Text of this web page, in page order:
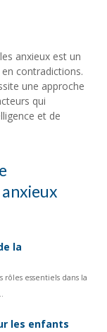
anxieux est un
contradictions.
une approche
qui
et de
la
essentiels dans la
les enfants